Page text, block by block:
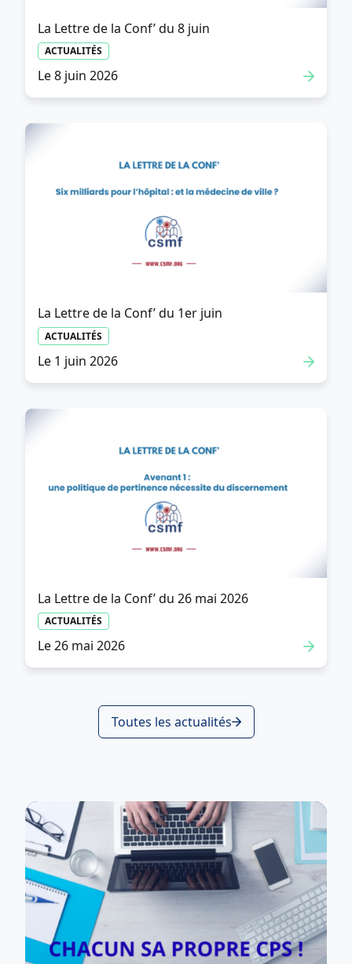
La Lettre de la Conf’ du 8 juin
ACTUALITÉS
Le 8 juin 2026
La Lettre de la Conf’ du 1er juin
ACTUALITÉS
Le 1 juin 2026
La Lettre de la Conf’ du 26 mai 2026
ACTUALITÉS
Le 26 mai 2026
Toutes les actualités